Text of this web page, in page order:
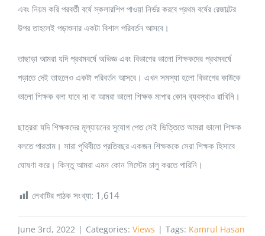
এবং নিয়ম করি পরবর্তী বর্ষে স্কলারশিপ পাওয়া নির্ভর করবে প্রথম বর্ষের রেজাল্টের
উপর তাহলেই পড়াশুনার একটা বিশাল পরিবর্তন আসবে।
তাছাড়া আমরা যদি প্রথমবর্ষে অভিজ্ঞ এবং বিভাগের ভালো শিক্ষকদের প্রথমবর্ষে
পড়াতে দেই তাহলেও একটা পরিবর্তন আসবে। এখন সমস্যা হলো বিভাগের কাউকে
ভালো শিক্ষক বলা যাবে না বা আমরা ভালো শিক্ষক মাপার কোন ব্যবস্থাও রাখিনি।
ছাত্ররা যদি শিক্ষকদের মূল্যায়নের সুযোগ পেত সেই ভিত্তিতে আমরা ভালো শিক্ষক
বলতে পারতাম। সারা পৃথিবীতে প্রতিবছর একজন শিক্ষককে সেরা শিক্ষক হিসাবে
ঘোষণা করে। কিন্তু আমরা এমন কোন সিস্টেম চালু করতে পারিনি।
লেখাটির পাঠক সংখ্যা: 1,614
June 3rd, 2022 | Categories: Views | Tags: Kamrul Hasan